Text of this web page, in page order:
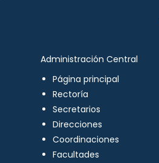
Administración Central
Página principal
Rectoría
Secretarios
Direcciones
Coordinaciones
Facultades